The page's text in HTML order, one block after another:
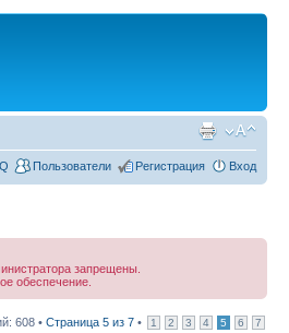
Пользователи Регистрация Вход
запрещены.
обеспечение.
608 • Страница 5 из 7 • 1 2 3 4 5 6 7